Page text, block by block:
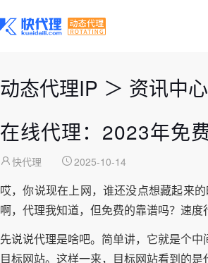
动态代理IP ＞ 资讯中心
在线代理：2023年免
快代理 2025-10-14
哎，你说现在上网，谁还没点想藏起来
啊，代理我知道，但免费的靠谱吗？速
先说说代理是啥吧。简单讲，它就是个
目标网站。这样一来，目标网站看到的